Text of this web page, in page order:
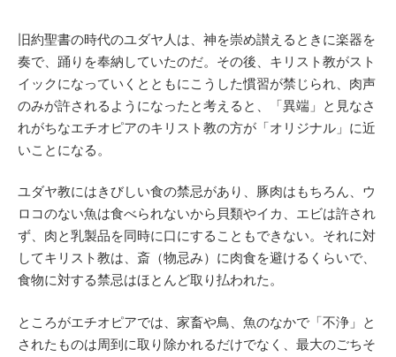
旧約聖書の時代のユダヤ人は、神を崇め讃えるときに楽器を
奏で、踊りを奉納していたのだ。その後、キリスト教がスト
イックになっていくとともにこうした慣習が禁じられ、肉声
のみが許されるようになったと考えると、「異端」と見なさ
れがちなエチオピアのキリスト教の方が「オリジナル」に近
いことになる。
ユダヤ教にはきびしい食の禁忌があり、豚肉はもちろん、ウ
ロコのない魚は食べられないから貝類やイカ、エビは許され
ず、肉と乳製品を同時に口にすることもできない。それに対
してキリスト教は、斎（物忌み）に肉食を避けるくらいで、
食物に対する禁忌はほとんど取り払われた。
ところがエチオピアでは、家畜や鳥、魚のなかで「不浄」と
されたものは周到に取り除かれるだけでなく、最大のごちそ